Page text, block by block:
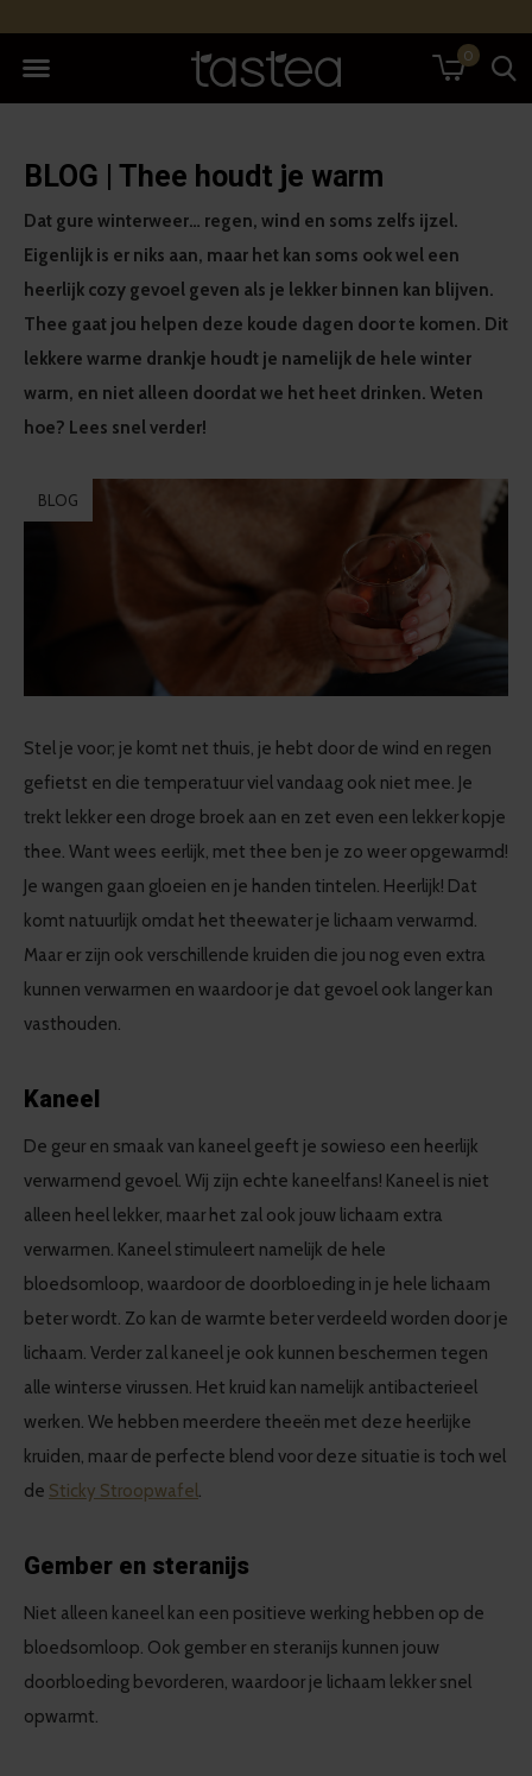
0
BLOG | Thee houdt je warm
Dat gure winterweer… regen, wind en soms zelfs ijzel.
Eigenlijk is er niks aan, maar het kan soms ook wel een
heerlijk cozy gevoel geven als je lekker binnen kan blijven.
Thee gaat jou helpen deze koude dagen door te komen. Dit
lekkere warme drankje houdt je namelijk de hele winter
warm, en niet alleen doordat we het heet drinken. Weten
hoe? Lees snel verder!
BLOG
Stel je voor; je komt net thuis, je hebt door de wind en regen
gefietst en die temperatuur viel vandaag ook niet mee. Je
trekt lekker een droge broek aan en zet even een lekker kopje
thee. Want wees eerlijk, met thee ben je zo weer opgewarmd!
Je wangen gaan gloeien en je handen tintelen. Heerlijk! Dat
komt natuurlijk omdat het theewater je lichaam verwarmd.
Maar er zijn ook verschillende kruiden die jou nog even extra
kunnen verwarmen en waardoor je dat gevoel ook langer kan
vasthouden.
Kaneel
De geur en smaak van kaneel geeft je sowieso een heerlijk
verwarmend gevoel. Wij zijn echte kaneelfans! Kaneel is niet
alleen heel lekker, maar het zal ook jouw lichaam extra
verwarmen. Kaneel stimuleert namelijk de hele
bloedsomloop, waardoor de doorbloeding in je hele lichaam
beter wordt. Zo kan de warmte beter verdeeld worden door je
lichaam. Verder zal kaneel je ook kunnen beschermen tegen
alle winterse virussen. Het kruid kan namelijk antibacterieel
werken. We hebben meerdere theeën met deze heerlijke
kruiden, maar de perfecte blend voor deze situatie is toch wel
de Sticky Stroopwafel.
Gember en steranijs
Niet alleen kaneel kan een positieve werking hebben op de
bloedsomloop. Ook gember en steranijs kunnen jouw
doorbloeding bevorderen, waardoor je lichaam lekker snel
opwarmt.